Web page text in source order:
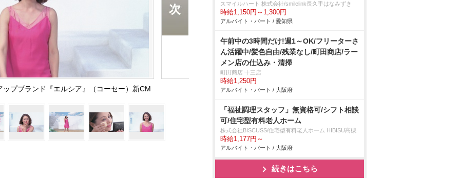
プブランド『エルシア』（コーセー）新CM
スマイルハート 株式会社/smilelink長久手はなみずき
時給1,150円～1,300円
アルバイト・パート / 愛知県
午前中の3時間だけ!週1～OK/フリーターさ
ん活躍中/髪色自由/残業なし/町田商店/ラー
メン店の仕込み・清掃
町田商店 十三店
時給1,250円
アルバイト・パート / 大阪府
「福祉調理スタッフ」無資格可/シフト相談
可/住宅型有料老人ホーム
株式会社BISCUSS/住宅型有料老人ホーム HIBISU高槻
時給1,177円～
アルバイト・パート / 大阪府
続きはこちら